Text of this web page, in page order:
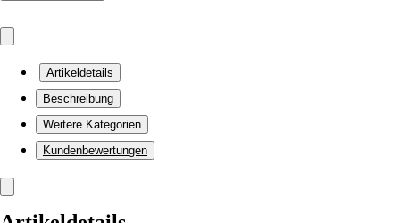
Artikeldetails
Beschreibung
Weitere Kategorien
Kundenbewertungen